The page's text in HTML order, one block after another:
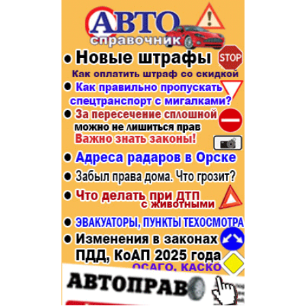
Афиша
Строительство и ремонт
Авто и мото
Рестораны, кафе, бары
Спорт Фитнес
Недвижимость
Красота Косметология
Телекоммуникации и связь
Торговля
Бизнес и финансы
Юристы, Экспертиза, Страхование
Ремонт
Социальные организации
Это интересно
Администрация
Популярное →
Строительство и ремонт